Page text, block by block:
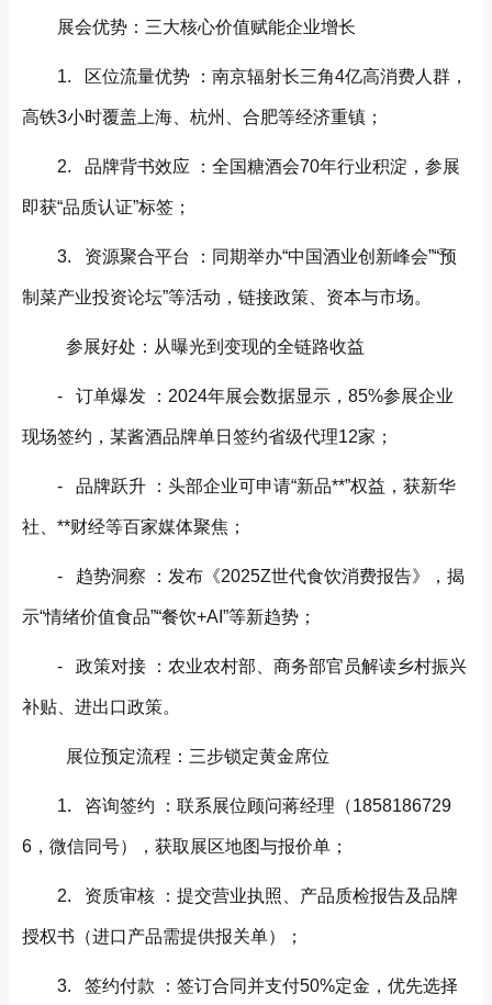
展会优势：三大核心价值赋能企业增长
1. 区位流量优势 ：南京辐射长三角4亿高消费人群，
高铁3小时覆盖上海、杭州、合肥等经济重镇；
2. 品牌背书效应 ：全国糖酒会70年行业积淀，参展
即获“品质认证”标签；
3. 资源聚合平台 ：同期举办“中国酒业创新峰会”“预
制菜产业投资论坛”等活动，链接政策、资本与市场。
参展好处：从曝光到变现的全链路收益
- 订单爆发 ：2024年展会数据显示，85%参展企业
现场签约，某酱酒品牌单日签约省级代理12家；
- 品牌跃升 ：头部企业可申请“新品**”权益，获新华
社、**财经等百家媒体聚焦；
- 趋势洞察 ：发布《2025Z世代食饮消费报告》，揭
示“情绪价值食品”“餐饮+AI”等新趋势；
- 政策对接 ：农业农村部、商务部官员解读乡村振兴
补贴、进出口政策。
展位预定流程：三步锁定黄金席位
1. 咨询签约 ：联系展位顾问蒋经理（1858186729
6，微信同号），获取展区地图与报价单；
2. 资质审核 ：提交营业执照、产品质检报告及品牌
授权书（进口产品需提供报关单）；
3. 签约付款 ：签订合同并支付50%定金，优先选择